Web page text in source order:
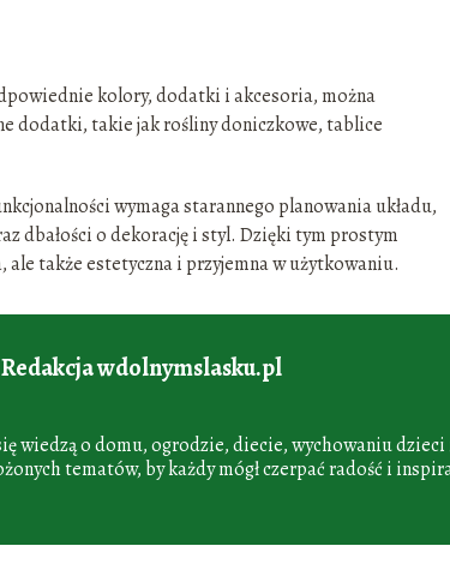
kolory, dodatki i akcesoria, można
dodatki, takie jak rośliny doniczkowe, tablice
wymaga starannego planowania układu,
dbałości o dekorację i styl. Dzięki tym prostym
także estetyczna i przyjemna w użytkowaniu.
Redakcja wdolnymslasku.pl
wiedzą o domu, ogrodzie, diecie, wychowaniu
tematów, by każdy mógł czerpać radość i